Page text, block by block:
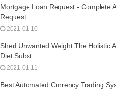
Mortgage Loan Request - Complete
Request
2021-01-10
Shed Unwanted Weight The Holistic
Diet Subst
2021-01-11
Best Automated Currency Trading